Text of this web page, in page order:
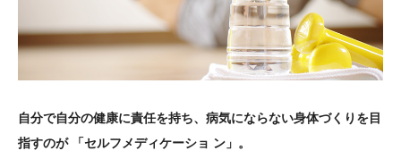
自分で自分の健康に責任を持ち、病気にならない身体づくりを目
指すのが 「セルフメディケーショ ン」。